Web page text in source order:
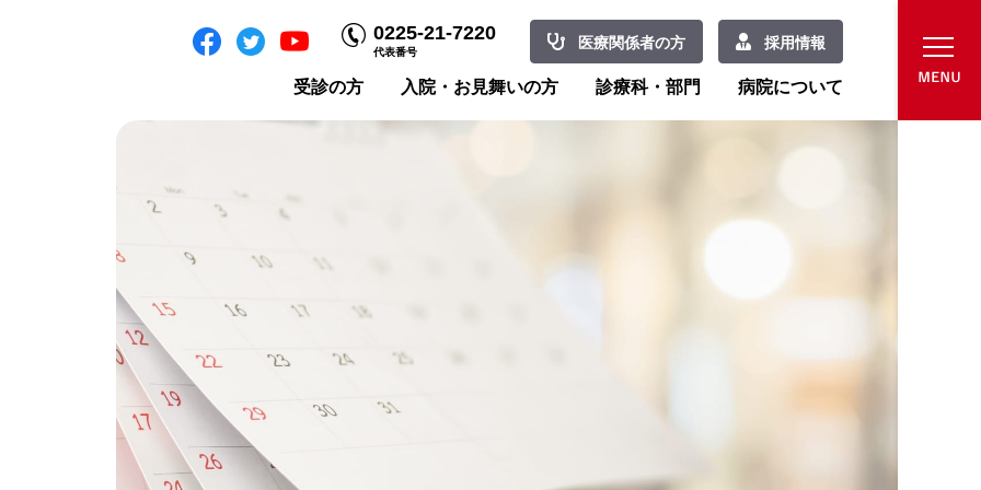
0225-21-7220
代表番号
医療関係者の方 採用情報
受診の方 入院・お見舞いの方 診療科・部門 病院について